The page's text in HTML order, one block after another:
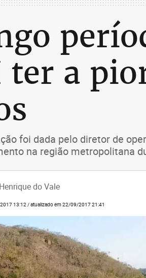
ter a
foi dada pelo diretor de
na região metropolitana
do Vale
13:12 / atualizado em 22/09/2017 21:41